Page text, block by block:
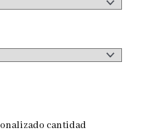
cantidad